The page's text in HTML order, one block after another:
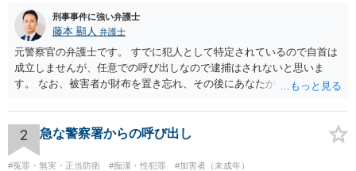
刑事事件に強い弁護士
藤本 顯人 弁護士
元警察官の弁護士です。 すでに犯人として特定されているので自首は
成立しませんが、任意での呼び出しなので逮捕はされないと思いま
す。 なお、被害者が財布を置き忘れ、その後にあなたがトイレに入
と言い逃れはかなり厳しいものと思います。
2 急な警察署からの呼び出し
#冤罪・無実・正当防衛 #痴漢・性犯罪
#加害者（未成年）